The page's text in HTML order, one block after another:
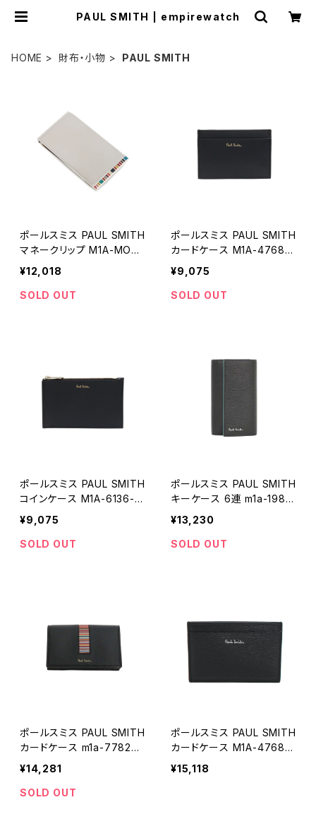
PAUL SMITH | empirewatch
HOME 財布・小物 PAUL SMITH
ポールスミス PAUL SMITH
マネークリップ M1A-MONE
-MFINER-92 メンズ シルバ
ー マルチカラー
¥12,018
SOLD OUT
ポールスミス PAUL SMITH
カードケース M1A-4768-
BMULTI-79 メンズ
¥9,075
SOLD OUT
ポールスミス PAUL SMITH
コインケース M1A-6136-B
MULTI-79 メンズ
¥9,075
SOLD OUT
ポールスミス PAUL SMITH
キーケース 6連 m1a-1981x
-gstrgs-79 メンズ ブラッ
¥13,230
SOLD OUT
ポールスミス PAUL SMITH
カードケース m1a-7782x-
amuwex-79 メンズ ブラッ
¥14,281
SOLD OUT
ポールスミス PAUL SMITH
カードケース M1A-4768-
GSTRGS-79
¥15,118